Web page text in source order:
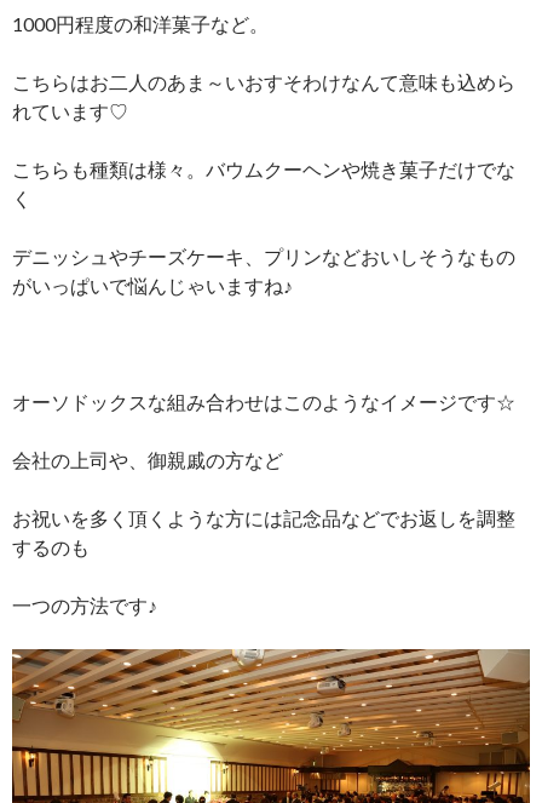
1000円程度の和洋菓子など。
こちらはお二人のあま～いおすそわけなんて意味も込めら
れています♡
こちらも種類は様々。バウムクーヘンや焼き菓子だけでな
く
デニッシュやチーズケーキ、プリンなどおいしそうなもの
がいっぱいで悩んじゃいますね♪
オーソドックスな組み合わせはこのようなイメージです☆
会社の上司や、御親戚の方など
お祝いを多く頂くような方には記念品などでお返しを調整
するのも
一つの方法です♪